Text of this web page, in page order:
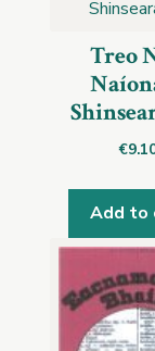
Treo
€
Add to